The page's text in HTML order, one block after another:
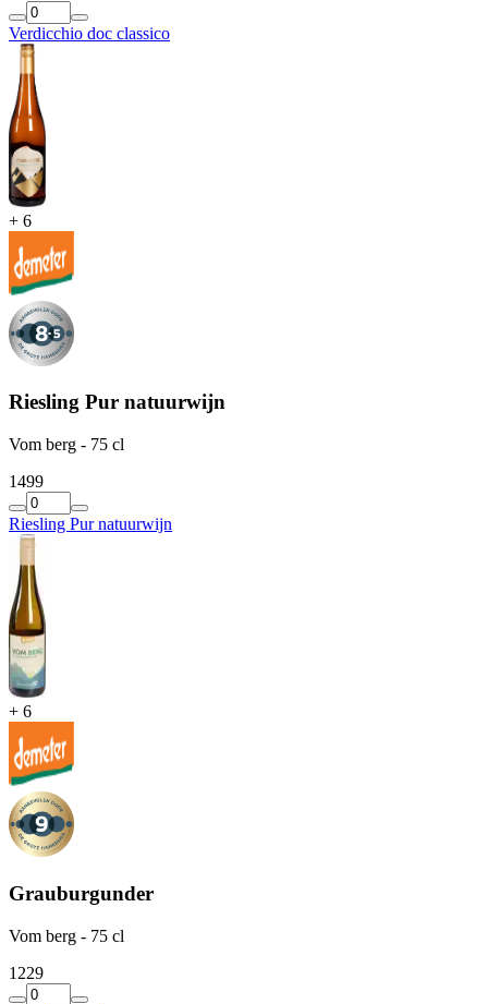
Verdicchio doc classico
+ 6
Riesling Pur natuurwijn
Vom berg - 75 cl
1499
Riesling Pur natuurwijn
+ 6
Grauburgunder
Vom berg - 75 cl
1229